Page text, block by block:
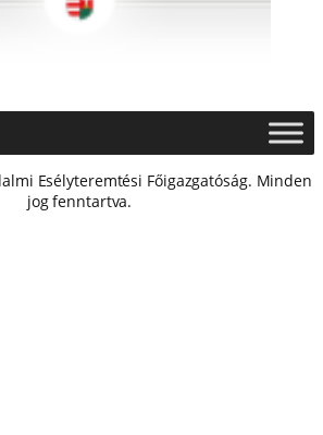
Esélyteremtési Főigazgatóság. Minden
jog fenntartva.